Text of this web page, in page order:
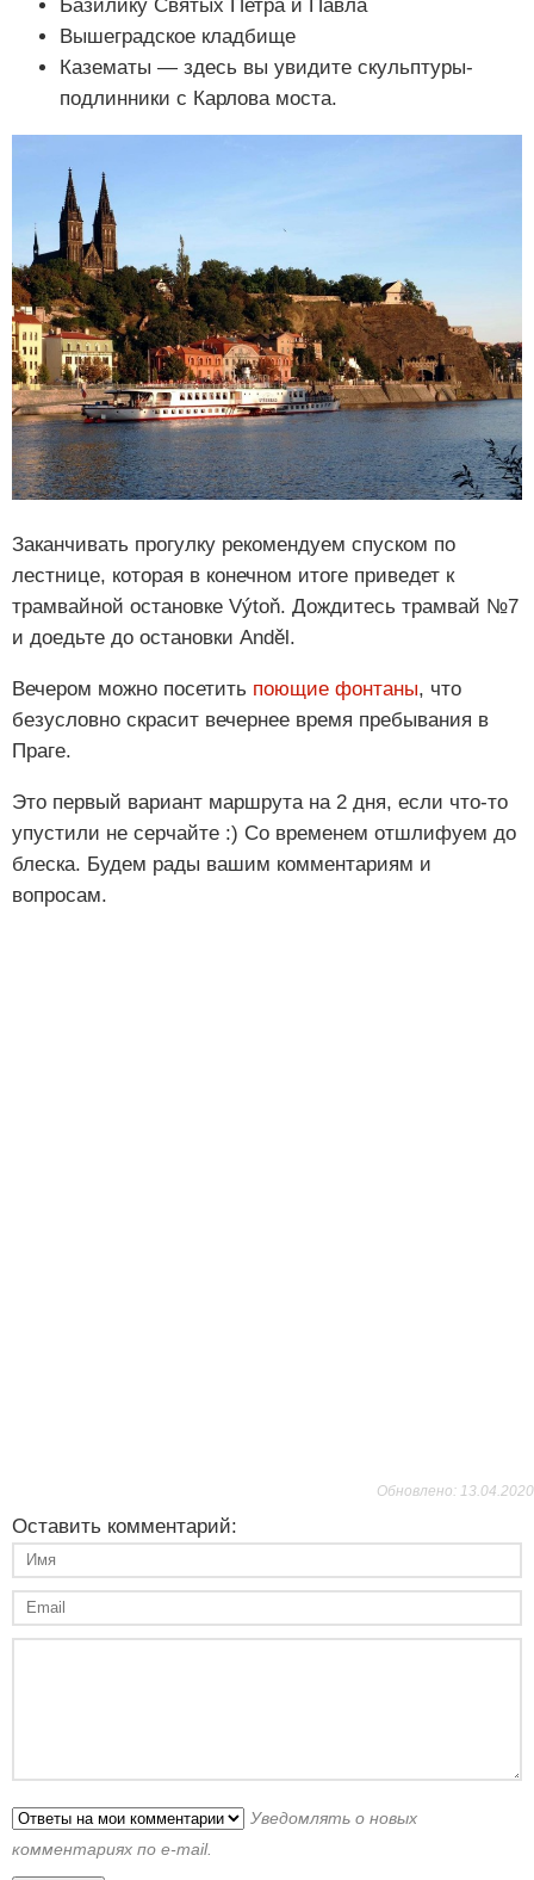
Базилику Святых Петра и Павла
Вышеградское кладбище
Казематы — здесь вы увидите скульптуры-
подлинники с Карлова моста.
Заканчивать прогулку рекомендуем спуском по
лестнице, которая в конечном итоге приведет к
трамвайной остановке Výtoň. Дождитесь трамвай №7
и доедьте до остановки Anděl.
Вечером можно посетить поющие фонтаны, что
безусловно скрасит вечернее время пребывания в
Праге.
Это первый вариант маршрута на 2 дня, если что-то
упустили не серчайте :) Со временем отшлифуем до
блеска. Будем рады вашим комментариям и
вопросам.
Обновлено: 13.04.2020
Оставить комментарий:
Уведомлять о новых
комментариях по e-mail.